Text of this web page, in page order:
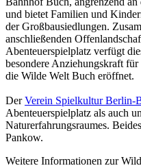
und bietet Familien und
der Großbausiedlungen.
anschließenden
Abenteuerspielplatz verfügt
besondere Anziehungskraft
die Wilde Welt Buch eröffnet.
DerVerein Spielkultur Berlin-
Abenteuerspielplatz als auch
Naturerfahrungsraumes.
Pankow.
Weitere Informationen zur